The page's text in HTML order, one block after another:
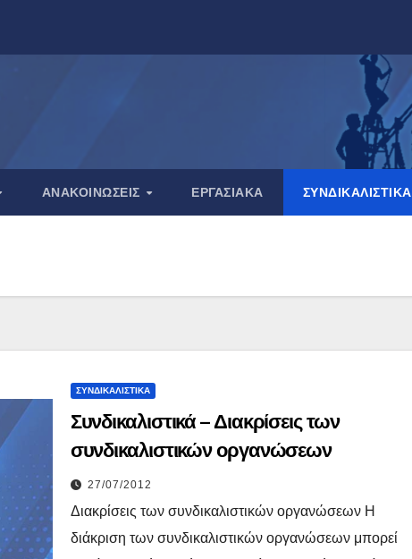
ΑΝΑΚΟΙΝΏΣΕΙΣ ΕΡΓΑΣΙΑΚΆ ΣΥΝΔΙΚΑΛΙΣΤΙΚΆ
ΣΥΝΔΙΚΑΛΙΣΤΙΚΆ
Συνδικαλιστικά – Διακρίσεις των
συνδικαλιστικών οργανώσεων
27/07/2012
Διακρίσεις των συνδικαλιστικών οργανώσεων Η
διάκριση των συνδικαλιστικών οργανώσεων μπορεί